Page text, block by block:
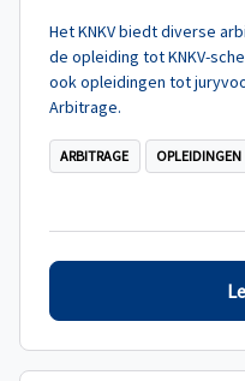
Het KNKV biedt diverse
de opleiding tot KNKV-
ook opleidingen tot
Arbitrage.
ARBITRAGE OPLEIDINGEN